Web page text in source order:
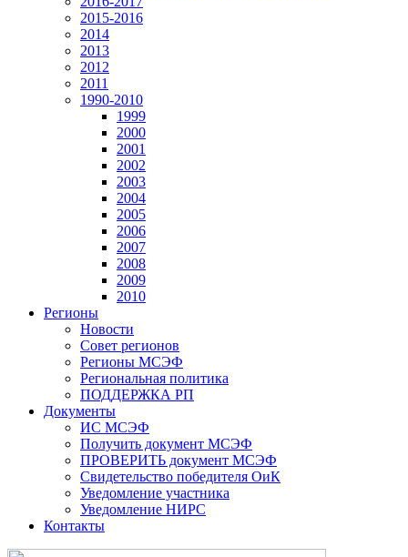
2015-2016
2014
2013
2012
2011
1990-2010
1999
2000
2001
2002
2003
2004
2005
2006
2007
2008
2009
2010
Регионы
Новости
Совет регионов
Регионы МСЭФ
Региональная политика
ПОДДЕРЖКА РП
Документы
ИС МСЭФ
Получить документ МСЭФ
ПРОВЕРИТЬ документ МСЭФ
Свидетельство победителя ОиК
Уведомление участника
Уведомление НИРС
Контакты